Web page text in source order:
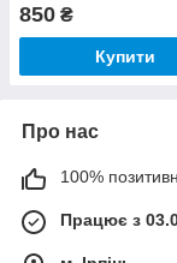
850 ₴
Купити
Про нас
100%
Працює з